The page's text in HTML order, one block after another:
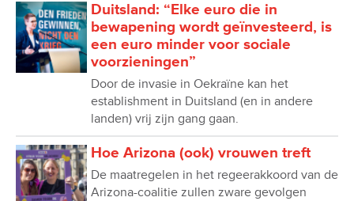
Duitsland: “Elke euro die in
bewapening wordt geïnvesteerd, is
een euro minder voor sociale
voorzieningen”
Door de invasie in Oekraïne kan het
establishment in Duitsland (en in andere
landen) vrij zijn gang gaan.
Hoe Arizona (ook) vrouwen treft
De maatregelen in het regeerakkoord van de
Arizona-coalitie zullen zware gevolgen